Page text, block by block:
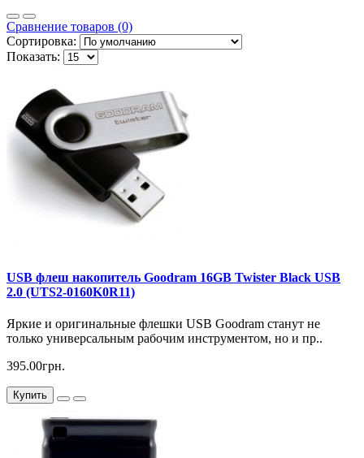
Сравнение товаров (0)
Сортировка:
Показать:
USB флеш накопитель Goodram 16GB Twister Black USB
2.0 (UTS2-0160K0R11)
Яркие и оригинальные флешки USB Goodram станут не
только универсальным рабочим инструментом, но и пр..
395.00грн.
Купить